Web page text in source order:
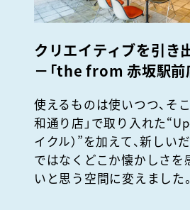
クリエイティブを引き
－ 「the from 赤坂駅前
使えるものは使いつつ、そ
和通り店」で取り入れた
イクル）”を加えて、新しい
ではなくどこか懐かしさを
いと思う空間に変えました。